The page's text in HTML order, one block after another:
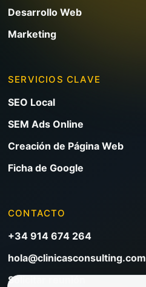
Desarrollo Web
Marketing
SERVICIOS CLAVE
SEO Local
SEM Ads Online
Creación de Página Web
Ficha de Google
CONTACTO
+34 914 674 264
hola@clinicasconsulting.com
Solicitar reunión